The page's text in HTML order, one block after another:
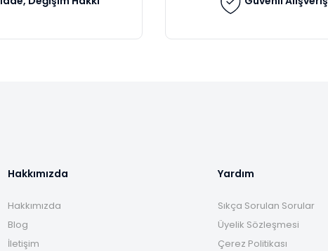
Hakkımızda
Hakkımızda
Blog
İletişim
Yardım
Sıkça Sorulan Sorular
Üyelik Sözleşmesi
Çerez Politikası